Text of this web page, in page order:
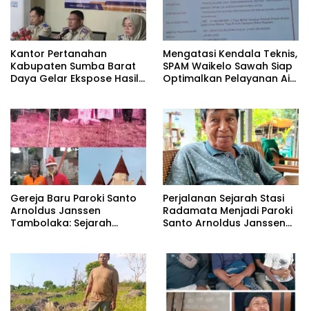
Kantor Pertanahan
Kabupaten Sumba Barat
Daya Gelar Ekspose Hasil
Mengatasi Kendala Teknis,
SPAM Waikelo Sawah Siap
Optimalkan Pelayanan Air
Gereja Baru Paroki Santo
Arnoldus Janssen
Tambolaka: Sejarah
Kolektif Perjuangan Para
Imam Bersama Para
Tokoh Umat
Perjalanan Sejarah Stasi
Radamata Menjadi Paroki
Santo Arnoldus Janssen